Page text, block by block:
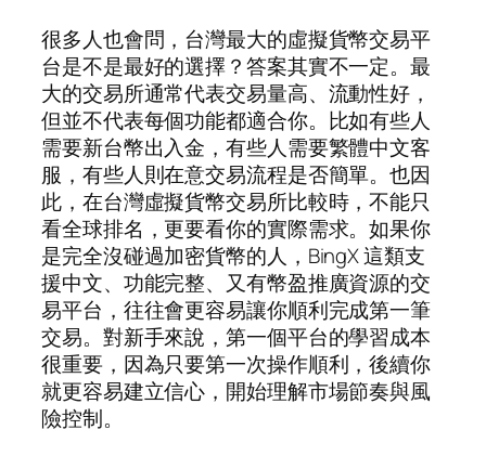
很多人也會問，台灣最大的虛擬貨幣交易平
台是不是最好的選擇？答案其實不一定。最
大的交易所通常代表交易量高、流動性好，
但並不代表每個功能都適合你。比如有些人
需要新台幣出入金，有些人需要繁體中文客
服，有些人則在意交易流程是否簡單。也因
此，在台灣虛擬貨幣交易所比較時，不能只
看全球排名，更要看你的實際需求。如果你
是完全沒碰過加密貨幣的人，BingX 這類支
援中文、功能完整、又有幣盈推廣資源的交
易平台，往往會更容易讓你順利完成第一筆
交易。對新手來說，第一個平台的學習成本
很重要，因為只要第一次操作順利，後續你
就更容易建立信心，開始理解市場節奏與風
險控制。